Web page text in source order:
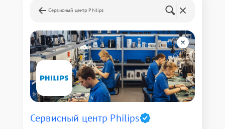
Сервисный центр Philips
Сервисный центр Philips